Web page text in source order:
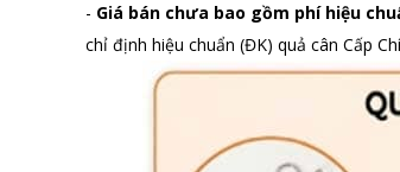
- Giá bán chưa bao gồm phí hiệu
chỉ định hiệu chuẩn (ĐK) quả cân Cấp